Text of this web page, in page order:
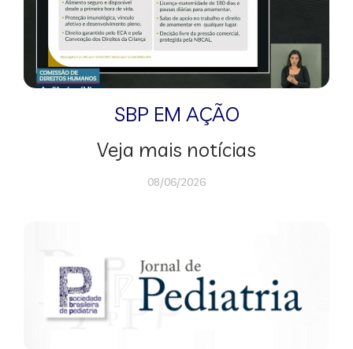
SBP EM AÇÃO
Veja mais notícias
08/06/2026